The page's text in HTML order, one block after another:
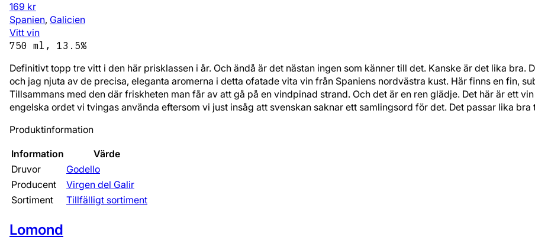
169 kr
Spanien, Galicien
Vitt vin
750 ml, 13.5%
Definitivt topp tre vitt i den här prisklassen i år. Och ändå är det nästan ingen som känner till det. Kanske är det lika bra.
och jag njuta av de precisa, eleganta aromerna i detta ofatade vita vin från Spaniens nordvästra kust. Här finns en fin,
Tillsammans med den där friskheten man får av att gå på en vindpinad strand. Och det är en ren glädje. Det här är ett
engelska ordet vi tvingas använda eftersom vi just insåg att svenskan saknar ett samlingsord för det. Det passar lika
Produktinformation
Information
Värde
Druvor
Godello
Producent
Virgen del Galir
Sortiment
Tillfälligt sortiment
Lomond